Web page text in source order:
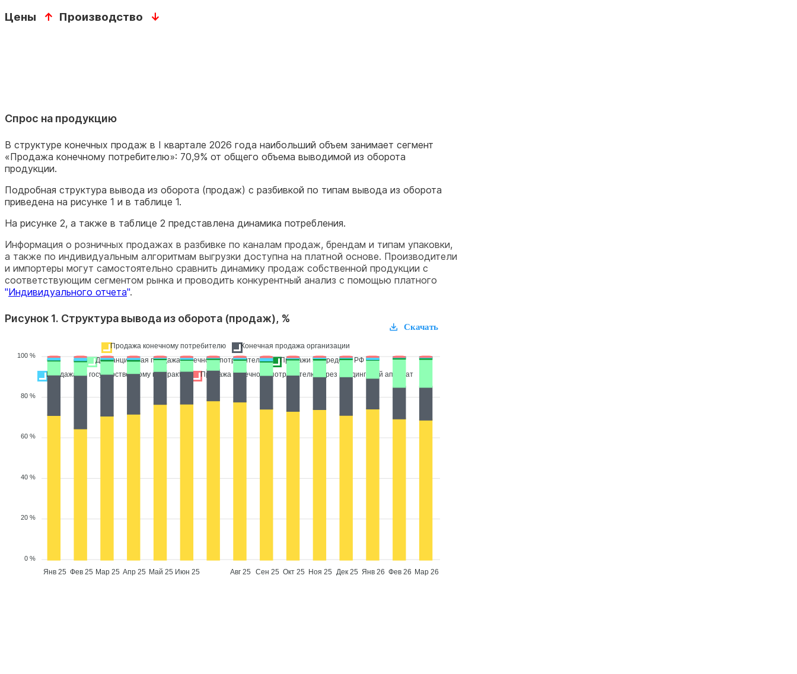
Цены ↑ Производство ↓
Спрос на продукцию
В структуре конечных продаж в I квартале 2026 года наибольший объем занимает сегмент
«Продажа конечному потребителю»: 70,9% от общего объема выводимой из оборота
продукции.
Подробная структура вывода из оборота (продаж) с разбивкой по типам вывода из оборота
приведена на рисунке 1 и в таблице 1.
На рисунке 2, а также в таблице 2 представлена динамика потребления.
Информация о розничных продажах в разбивке по каналам продаж, брендам и типам упаковки,
а также по индивидуальным алгоритмам выгрузки доступна на платной основе. Производители
и импортеры могут самостоятельно сравнить динамику продаж собственной продукции с
соответствующим сегментом рынка и проводить конкурентный анализ с помощью платного
"Индивидуального отчета".
Рисунок 1. Структура вывода из оборота (продаж), %
Продажа конечному потребителю
Конечная продажа организации
Дистанционная продажа конечному потребителю
Продажи за пределы РФ
Продажа по государственному контракту
Продажа конечному потребителю через вендинговый аппарат
100 %
80 %
60 %
40 %
20 %
0 %
Янв 25 Фев 25 Мар 25 Апр 25 Май 25 Июн 25 Авг 25 Сен 25 Окт 25 Ноя 25 Дек 25 Янв 26 Фев 26 Мар 26
Скачать